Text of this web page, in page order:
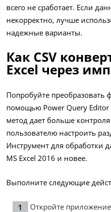
всего не сработает. Если
некорректно, лучше
надежные варианты.
Как CSV
Excel через
Попробуйте преобразовать
помощью Power Query Editor
метод дает больше
пользователю настроить
Инструмент для обработки
MS Excel 2016 и новее.
Выполните следующие
Откройте